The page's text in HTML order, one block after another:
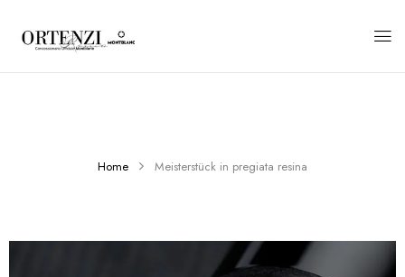
Home Meisterstück in pregiata resina